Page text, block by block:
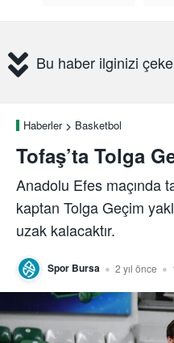
Bu haber ilginizi
Haberler Basketbol
Tofaş’ta Tolga
Anadolu Efes maçında
kaptan Tolga Geçim
uzak kalacaktır.
Spor Bursa 2 yıl önce